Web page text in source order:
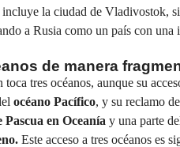
la ciudad de Vladivostok,
a Rusia como un país con una
de manera
tres océanos, aunque su
océano Pacífico, y su reclamo
Pascua en Oceanía y una parte
Este acceso a tres océanos es